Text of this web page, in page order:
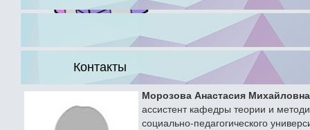
Контакты
Морозова Анастасия Михайловна
ассистент кафедры теории и
социально-педагогического